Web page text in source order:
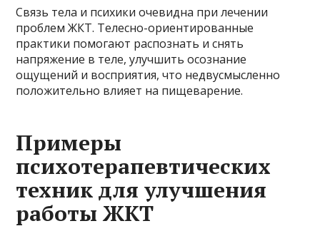
Связь тела и психики очевидна при лечении
проблем ЖКТ. Телесно-ориентированные
практики помогают распознать и снять
напряжение в теле, улучшить осознание
ощущений и восприятия, что недвусмысленно
положительно влияет на пищеварение.
Примеры
психотерапевтических
техник для улучшения
работы ЖКТ